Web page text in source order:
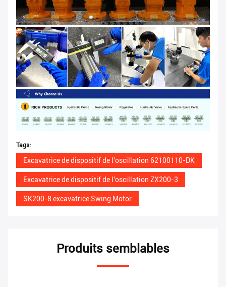
Tags:
Excavatrice de dispositif de l'oscillation 62100110-DK
Excavatrice de dispositif de l'oscillation ZX200-3
SK200-8 excavatrice Swing Motor
Produits semblables